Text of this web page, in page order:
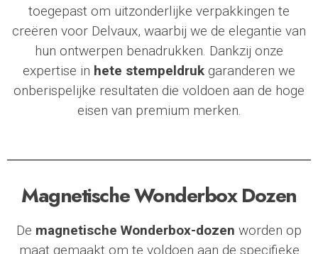
toegepast om uitzonderlijke verpakkingen te
creëren voor Delvaux, waarbij we de elegantie van
hun ontwerpen benadrukken. Dankzij onze
expertise in hete stempeldruk garanderen we
onberispelijke resultaten die voldoen aan de hoge
eisen van premium merken.
Magnetische Wonderbox Dozen
De magnetische Wonderbox-dozen worden op
maat gemaakt om te voldoen aan de specifieke